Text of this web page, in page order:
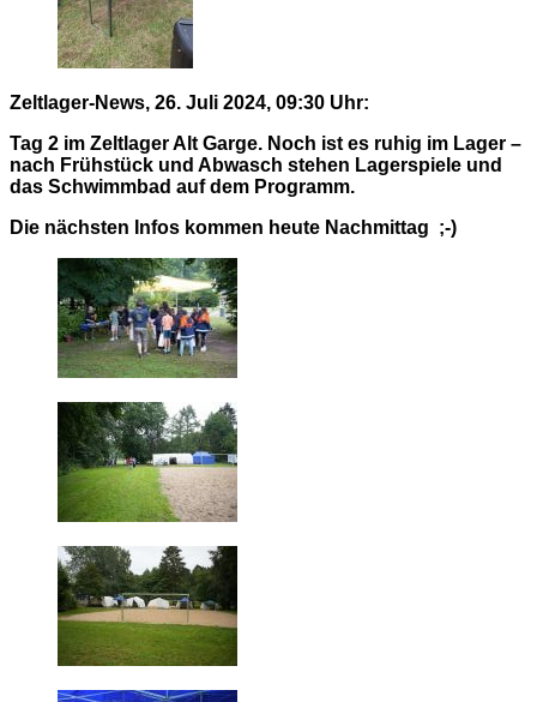
Zeltlager-News, 26. Juli 2024, 09:30 Uhr:
Tag 2 im Zeltlager Alt Garge. Noch ist es ruhig im Lager –
nach Frühstück und Abwasch stehen Lagerspiele und
das Schwimmbad auf dem Programm.
Die nächsten Infos kommen heute Nachmittag ;-)